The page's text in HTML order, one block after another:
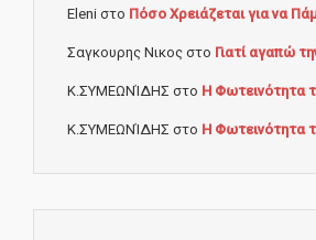
Eleni στο Πόσο Χρειάζεται για να
Σαγκουρης Νικος στο Γιατί αγαπώ
Κ.ΣΥΜΕΩΝΊΔΗΣ στο Η Φωτεινότητα
Κ.ΣΥΜΕΩΝΊΔΗΣ στο Η Φωτεινότητα